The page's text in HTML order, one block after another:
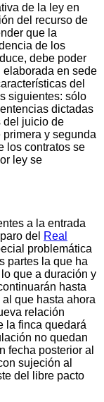
de la ley en
del recurso de
que la
de los
debe poder
en sede
del
siguientes: sólo
dictadas
del juicio de
y segunda
los contratos se
ley se
a la entrada
del Real
problemática
partes la que ha
que a duración y
hasta
que hasta ahora
relación
la finca quedará
no quedan
fecha posterior al
sujeción al
del libre pacto